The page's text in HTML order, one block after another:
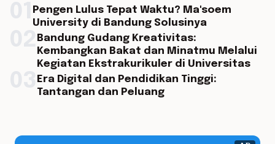
Pengen Lulus Tepat Waktu? Ma'soem
University di Bandung Solusinya
Bandung Gudang Kreativitas:
Kembangkan Bakat dan Minatmu Melalui
Kegiatan Ekstrakurikuler di Universitas
Era Digital dan Pendidikan Tinggi:
Tantangan dan Peluang